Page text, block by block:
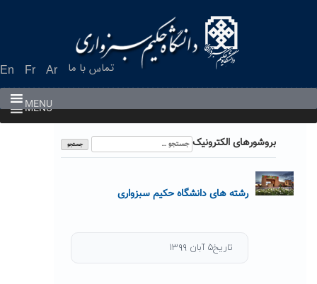
En Fr Ar تماس با ما
MENU
MENU
بروشورهای الکترونیکجستجو
برای:
رشته های دانشگاه حکیم سبزواری
تاریخ۵ آبان ۱۳۹۹